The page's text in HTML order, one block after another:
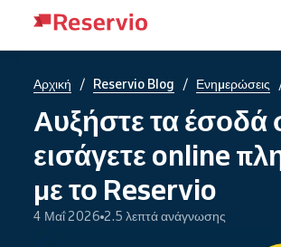
Αρχική / Reservio Blog / Ενημερώσεις
Αυξήστε τα έσοδά
εισάγετε online
με το Reservio
4 Μαΐ 2026 2.5 λεπτά ανάγνωσης